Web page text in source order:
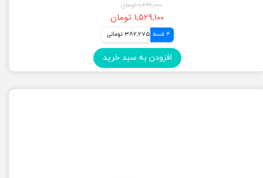
۱,۶۹۹,۰۰۰ تومان
۱,۵۲۹,۱۰۰ تومان
4 قسط 382,275 تومانی
افزودن به سبد خرید